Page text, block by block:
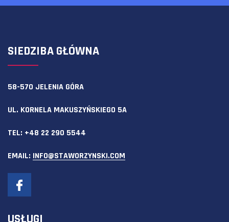
SIEDZIBA GŁÓWNA
58-570 JELENIA GÓRA
UL. KORNELA MAKUSZYŃSKIEGO 5A
TEL: +48 22 290 5544
EMAIL: INFO@STAWORZYNSKI.COM
USŁUGI